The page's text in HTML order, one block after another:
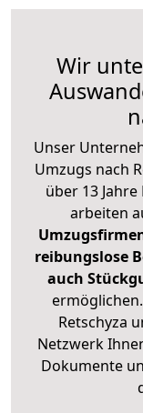
Wir
Unser
Umzugs nach
über 13
arbeiten
reibungslose
auch
Retschyza
Netzwerk
Dokumente